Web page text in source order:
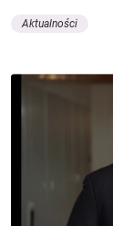
Aktualności